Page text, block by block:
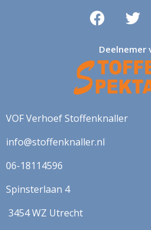
Deelnemer
VOF Verhoef Stoffenknaller
info@stoffenknaller.nl
06-18114596
Spinsterlaan 4
3454 WZ Utrecht